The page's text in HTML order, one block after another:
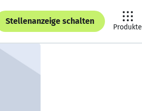
Stellenanzeige schalten
Produkte